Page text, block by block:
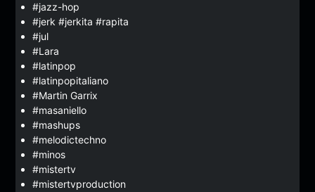
#jazz-hop
#jerk #jerkita #rapita
#jul
#Lara
#latinpop
#latinpopitaliano
#Martin Garrix
#masaniello
#mashups
#melodictechno
#minos
#mistertv
#mistertvproduction